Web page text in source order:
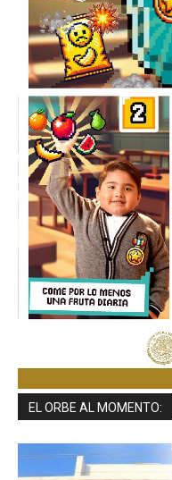
EL ORBE AL MOMENTO: